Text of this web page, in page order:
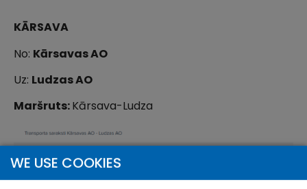
KĀRSAVA
No: Kārsavas AO
Uz: Ludzas AO
Maršruts:Kārsava-Ludza
WE USE COOKIES